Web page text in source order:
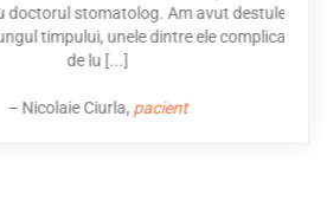
stomatolog. Am avut destule
timpului, unele dintre ele complicate și
de lu [...]
Ciurla,pacient